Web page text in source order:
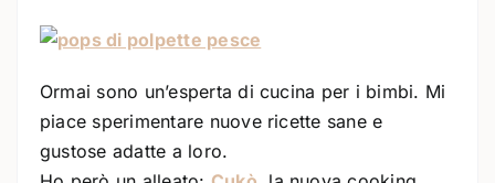
Ormai sono un’esperta di cucina per i bimbi. Mi
piace sperimentare nuove ricette sane e
gustose adatte a loro.